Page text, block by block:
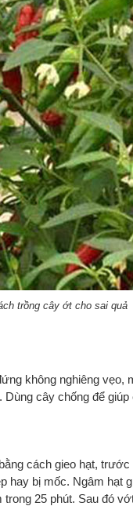
trồng cây ớt cho sai quả
không nghiêng vẹo,
cây chống để
cách gieo hạt,
hay bị mốc. Ngâm hạt
25 phút. Sau đó